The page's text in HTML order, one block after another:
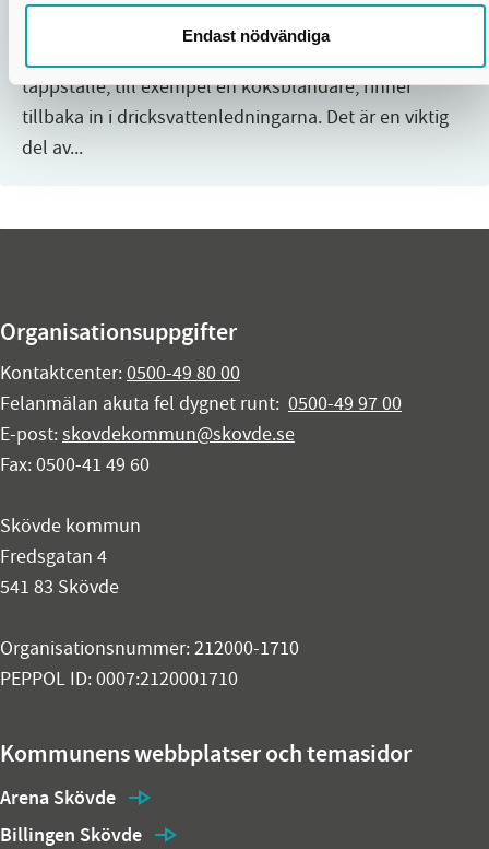
Endast nödvändiga
tappställe, till exempel en köksblandare, rinner
tillbaka in i dricksvattenledningarna. Det är en viktig
del av...
Organisationsuppgifter
Kontaktcenter:0500-49 80 00
Felanmälan akuta fel dygnet runt: 0500-49 97 00
E-post:skovdekommun@skovde.se
Fax: 0500-41 49 60
Skövde kommun
Fredsgatan 4
541 83 Skövde
Organisationsnummer: 212000-1710
PEPPOL ID: 0007:2120001710
Kommunens webbplatser och temasidor
Arena Skövde
Billingen Skövde